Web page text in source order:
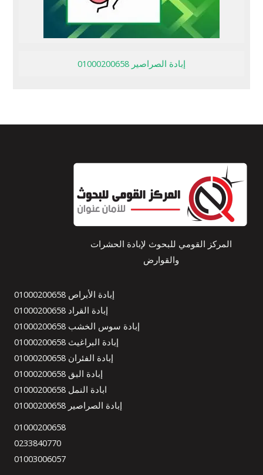
إبادة الصراصير 01000200658
المركز القومي للبحوث لإبادة الحشرات
والقوارض
إبادة الأبراص 01000200658
إبادة القراد 01000200658
إبادة سوس الخشب 01000200658
إبادة البراغيث 01000200658
إبادة الفئران 01000200658
إبادة البق 01000200658
ابادة النمل 01000200658
إبادة الصراصير 01000200658
01000200658
0233840770
01003006057